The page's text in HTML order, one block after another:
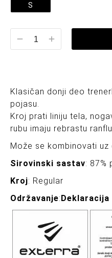
S
Klasičan donji deo
pojasu.
Kroj prati liniju tela,
rubu imaju rebrastu
Može se kombinovati uz
Sirovinski sastav: 87%
Kroj: Regular
Održavanje:Deklaracija